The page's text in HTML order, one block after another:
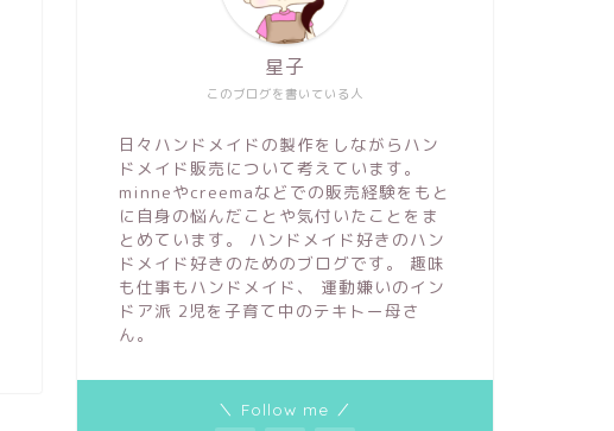
このブログを書いている人
星子
日々ハンドメイドの製作をしながらハン
ドメイド販売について考えています。
minneやcreemaなどでの販売経験をもと
に自身の悩んだことや気付いたことをま
とめています。 ハンドメイド好きのハン
ドメイド好きのためのブログです。 趣味
も仕事もハンドメイド、 運動嫌いのイン
ドア派 2児を子育て中のテキトー母さ
ん。
＼ Follow me ／